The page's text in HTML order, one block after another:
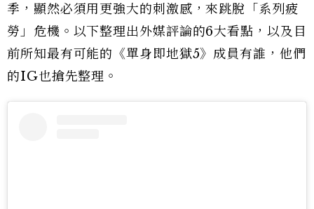
季，顯然必須用更強大的刺激感，來跳脫「系列疲
勞」危機。以下整理出外媒評論的6大看點，以及目
前所知最有可能的《單身即地獄5》成員有誰，他們
的IG也搶先整理。